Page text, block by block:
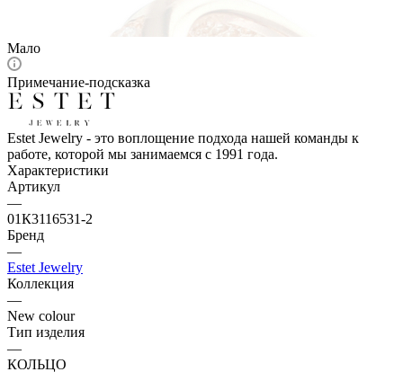
Мало
Примечание-подсказка
Estet Jewelry - это воплощение подхода нашей команды к
работе, которой мы занимаемся с 1991 года.
Характеристики
Артикул
—
01К3116531-2
Бренд
—
Estet Jewelry
Коллекция
—
New colour
Тип изделия
—
КОЛЬЦО